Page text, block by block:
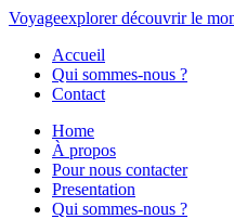
Voyageexplorer découvrirle
Accueil
Qui sommes-nous ?
Contact
Home
À propos
Pour nous contacter
Presentation
Qui sommes-nous ?